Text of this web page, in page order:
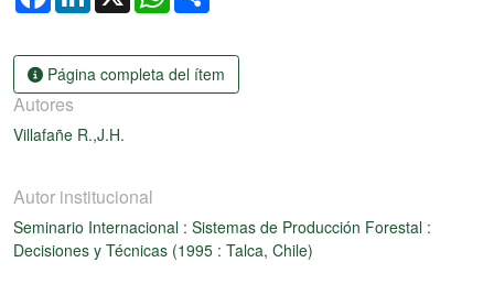
Página completa del ítem
Autores
Villafañe R.,J.H.
Autor institucional
Seminario Internacional : Sistemas de Producción Forestal :
Decisiones y Técnicas (1995 : Talca, Chile)